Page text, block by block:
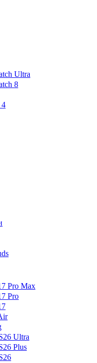
Ultra
8
4
Pro Max
Pro
Ultra
Plus